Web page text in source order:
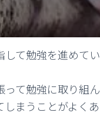
して勉強を進めて
て勉強に取り組
まうことがよく